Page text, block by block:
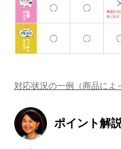
対応状況の一例（商品によ
ポイント解